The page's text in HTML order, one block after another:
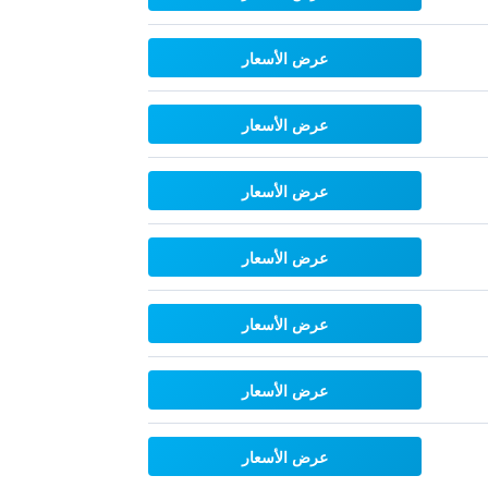
عرض الأسعار
عرض الأسعار
عرض الأسعار
عرض الأسعار
عرض الأسعار
عرض الأسعار
عرض الأسعار